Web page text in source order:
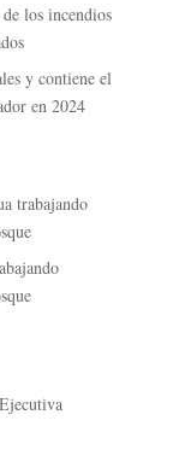
los incendios
y contiene el
en 2024
trabajando